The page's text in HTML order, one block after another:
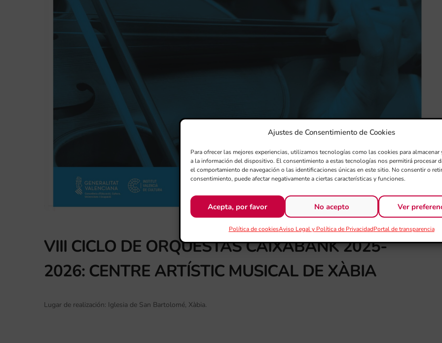
Ajustes de Consentimiento de Cookies
Para ofrecer las mejores experiencias, utilizamos tecnologías como las cookies para almacenar
a la información del dispositivo. El consentimiento a estas tecnologías nos permitirá procesar
el comportamiento de navegación o las identificaciones únicas en este sitio. No consentir o
consentimiento, puede afectar negativamente a ciertas características y funciones.
Acepta, por favor No acepto Ver
Política de cookiesAviso Legal y Política de PrivacidadPortal de transparencia
VIII CICLO DE ORQUESTAS CAIXABANK 2025-
2026: CENTRE ARTÍSTIC MUSICAL DE XÀBIA
Lugar de realización: Iglesia de San Bartolomé, Xàbia.